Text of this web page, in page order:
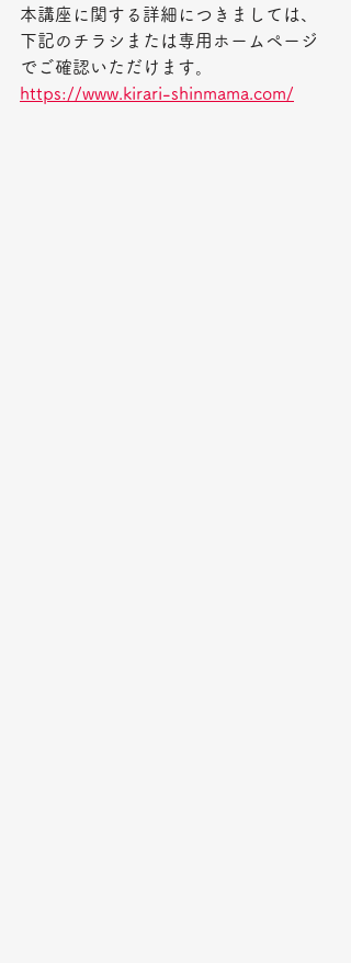
本講座に関する詳細につきましては、
下記のチラシまたは専用ホームページ
でご確認いただけます。
https://www.kirari-shinmama.com/